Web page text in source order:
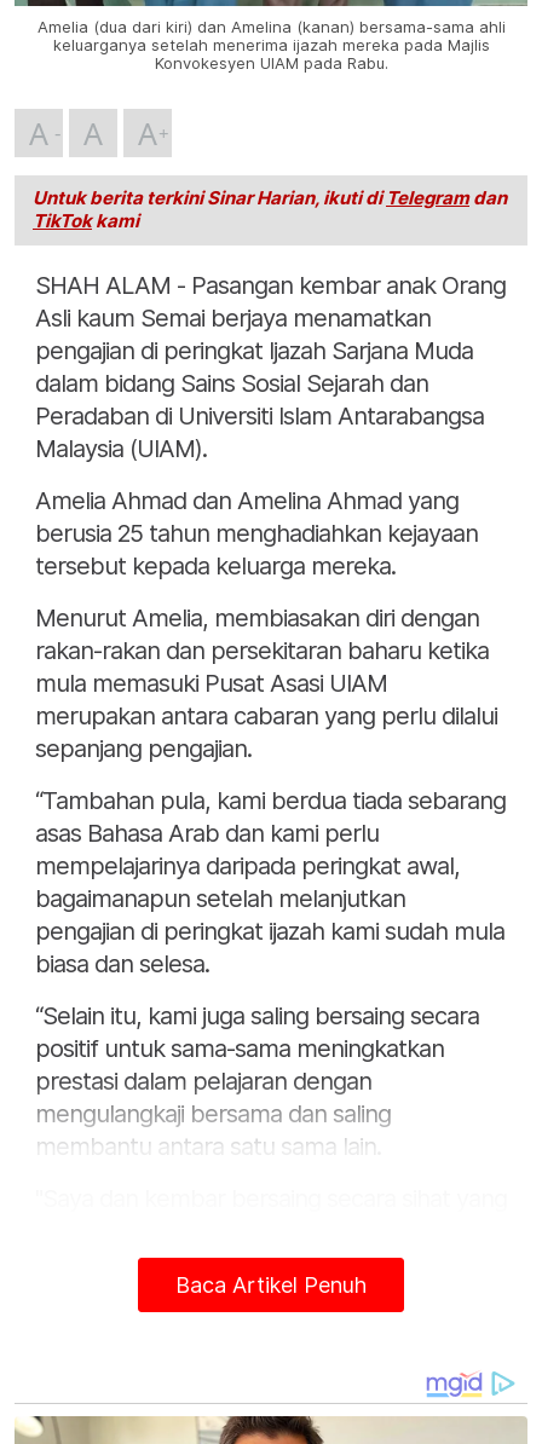
Amelia (dua dari kiri) dan Amelina (kanan) bersama-sama ahli
keluarganya setelah menerima ijazah mereka pada Majlis
Konvokesyen UIAM pada Rabu.
A A A
Untuk berita terkini Sinar Harian, ikuti di Telegramdan
TikTokkami
SHAH ALAM - Pasangan kembar anak Orang
Asli kaum Semai berjaya menamatkan
pengajian di peringkat Ijazah Sarjana Muda
dalam bidang Sains Sosial Sejarah dan
Peradaban di Universiti Islam Antarabangsa
Malaysia (UIAM).
Amelia Ahmad dan Amelina Ahmad yang
berusia 25 tahun menghadiahkan kejayaan
tersebut kepada keluarga mereka.
Menurut Amelia, membiasakan diri dengan
rakan-rakan dan persekitaran baharu ketika
mula memasuki Pusat Asasi UIAM
merupakan antara cabaran yang perlu dilalui
sepanjang pengajian.
“Tambahan pula, kami berdua tiada sebarang
asas Bahasa Arab dan kami perlu
mempelajarinya daripada peringkat awal,
bagaimanapun setelah melanjutkan
pengajian di peringkat ijazah kami sudah mula
biasa dan selesa.
“Selain itu, kami juga saling bersaing secara
positif untuk sama-sama meningkatkan
prestasi dalam pelajaran dengan
mengulangkaji bersama dan saling
membantu antara satu sama lain.
meneruskan perjuangan menuntut ilmu,”
katanya pada Rabu.Baca Artikel Penuh